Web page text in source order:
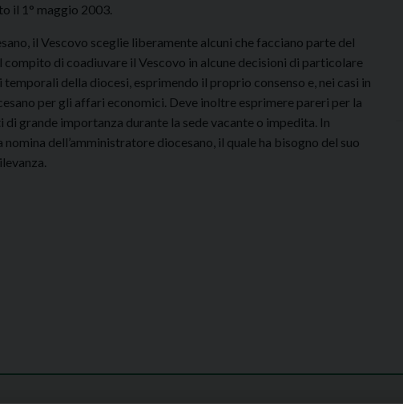
il 1° maggio 2003.
il Vescovo sceglie liberamente alcuni che facciano parte del
di coadiuvare il Vescovo in alcune decisioni di particolare
della diocesi, esprimendo il proprio consenso e, nei casi in
per gli affari economici. Deve inoltre esprimere pareri per la
grande importanza durante la sede vacante o impedita. In
dell’amministratore diocesano, il quale ha bisogno del suo